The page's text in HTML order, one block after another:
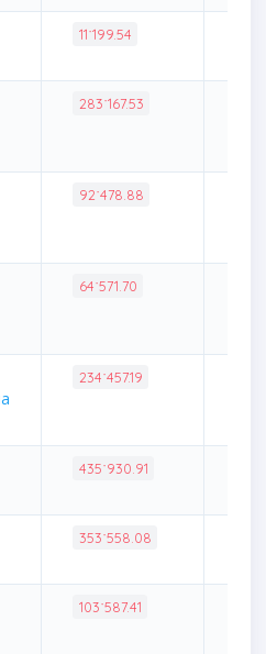
11˙199.54
283˙167.53
92˙478.88
64˙571.70
234˙457.19
435˙930.91
353˙558.08
103˙587.41